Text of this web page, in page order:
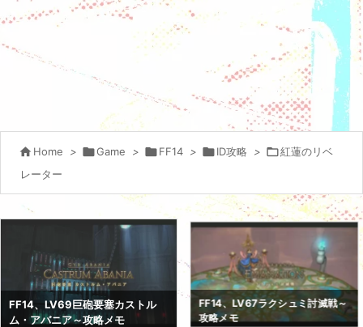
 Home > Game > FF14 > ID攻略 > 紅蓮のリベ
レーター
FF14、LV67ラクシュミ討滅戦～
攻略メモ
FF14、LV67解放決戦ドマ城～攻
略メモ